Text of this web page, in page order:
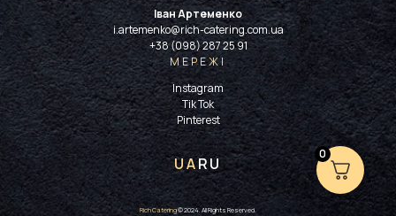
Іван Артеменко
i.artemenko@rich-catering.com.ua
+38 (098) 287 25 91
МЕРЕЖІ
Instagram
Tik Tok
Pinterest
UARU
Rich Catering© 2024. All Rights Reserved.
0